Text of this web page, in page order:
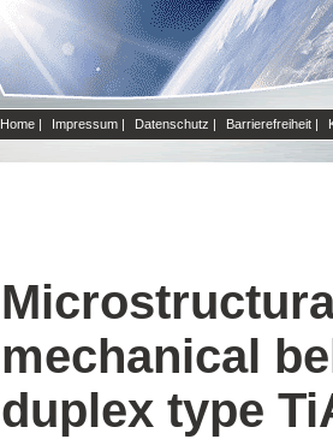
Home | Impressum | Datenschutz | Barrierefreiheit |
mechanical
duplex type